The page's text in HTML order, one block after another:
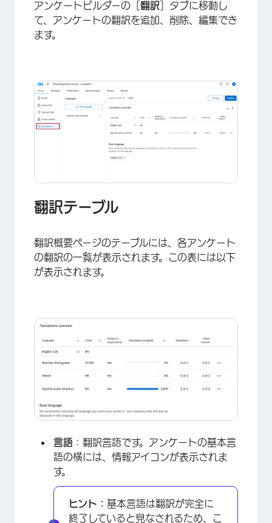
アンケートビルダーの［ 翻訳 ］タブに移動し
て、アンケートの翻訳を追加、削除、編集でき
ます。
翻訳テーブル
翻訳概要ページのテーブルには、各アンケート
の翻訳の一覧が表示されます。この表には以下
が表示されます。
言語 ：翻訳言語です。アンケートの基本言
語の横には、情報アイコンが表示されま
す。
ヒント： 基本言語は翻訳が完全に
終了していると見なされるため、こ